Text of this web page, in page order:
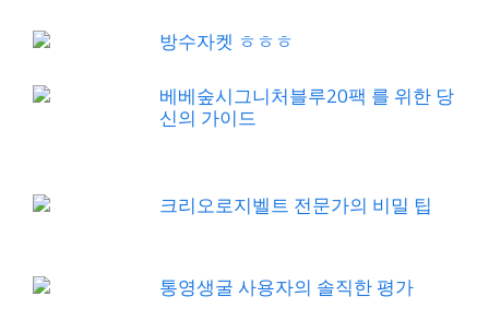
방수자켓 ㅎㅎㅎ
베베숲시그니처블루20팩 를 위한 당
신의 가이드
크리오로지벨트 전문가의 비밀 팁
통영생굴 사용자의 솔직한 평가